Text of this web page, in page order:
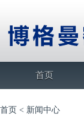
首页
首页 < 新闻中心